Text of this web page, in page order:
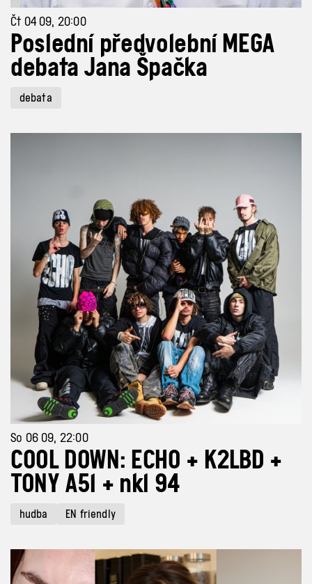
Čt 04 09, 20:00
Poslední předvolební MEGA
debata Jana Špačka
debata
So 06 09, 22:00
COOL DOWN: ECHO + K2LBD +
TONY A51 + nkl 94
hudba EN friendly